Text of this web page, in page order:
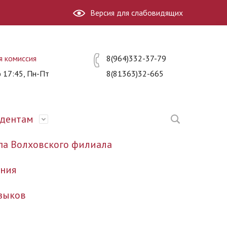
Версия для слабовидящих
комиссия
17:45, Пн-Пт
8(964)332-37-79
8(81363)32-665
Волховского филиала